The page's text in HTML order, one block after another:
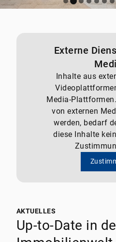
Externe
Inhalte aus
Media-
von externen
werden, bedarf
diese Inhalte
AKTUELLES
Up-to-Date in